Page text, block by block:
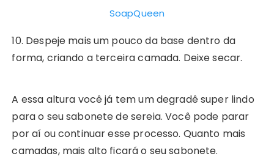
SoapQueen
10. Despeje mais um pouco da base dentro da
forma, criando a terceira camada. Deixe secar.
A essa altura você já tem um degradê super lindo
para o seu sabonete de sereia. Você pode parar
por aí ou continuar esse processo. Quanto mais
camadas, mais alto ficará o seu sabonete.